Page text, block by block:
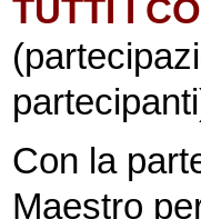
TUTTI I
Con la
Maestro